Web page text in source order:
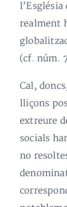
realment
(cf. núm.
Cal,
lliçons
extreure
socials
no